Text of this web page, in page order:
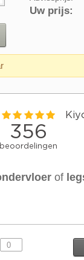
Uw prijs:
of